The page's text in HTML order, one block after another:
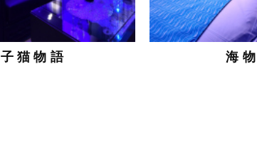
子猫物語 海